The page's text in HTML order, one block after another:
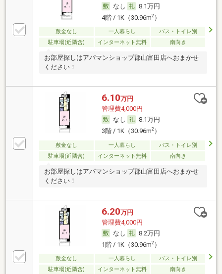
なし
8.1万円
4階 / 1K（30.96m2）
敷金なし 一人暮らし
バス・トイレ別
駐車場(近隣含)
インターネット無料 南向き
お部屋探しはアパマンショップ郡山富田店へおまかせ
ください！
6.10万円
管理費4,000円
なし
8.1万円
3階 / 1K（30.96m2）
敷金なし 一人暮らし
バス・トイレ別
駐車場(近隣含)
インターネット無料 南向き
お部屋探しはアパマンショップ郡山富田店へおまかせ
ください！
6.20万円
管理費4,000円
なし
8.2万円
1階 / 1K（30.96m2）
敷金なし 一人暮らし
バス・トイレ別
駐車場(近隣含)
インターネット無料 南向き